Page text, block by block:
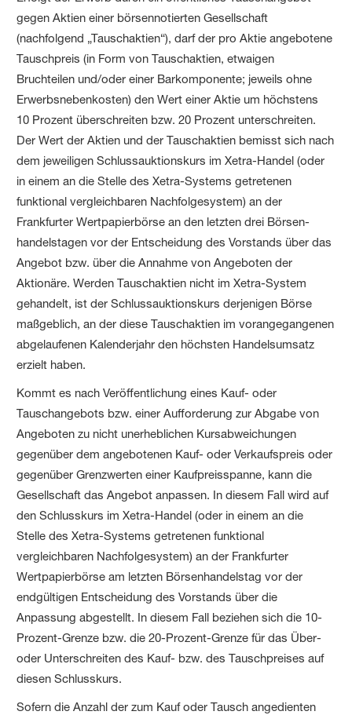
gegen Aktien einer börsen­notierten Gesellschaft
(nachfolgend „Tauschaktien“), darf der pro Aktie angebotene
Tauschpreis (in Form von Tauschaktien, etwaigen
Bruchteilen und/oder einer Barkomponente; jeweils ohne
Erwerbs­neben­kosten) den Wert einer Aktie um höchstens
10 Prozent überschreiten bzw. 20 Prozent unterschreiten.
Der Wert der Aktien und der Tauschaktien bemisst sich nach
dem jeweiligen Schluss­auktionskurs im Xetra-Handel (oder
in einem an die Stelle des Xetra-Systems getretenen
funktional vergleichbaren Nachfolge­system) an der
Frankfurter Wertpapier­börse an den letzten drei Börsen­
handels­tagen vor der Entscheidung des Vorstands über das
Angebot bzw. über die Annahme von Angeboten der
Aktionäre. Werden Tauschaktien nicht im Xetra-System
gehandelt, ist der Schluss­auktionskurs derjenigen Börse
maßgeblich, an der diese Tauschaktien im vorangegangenen
abgelaufenen Kalenderjahr den höchsten Handelsumsatz
erzielt haben.
Kommt es nach Veröffentlichung eines Kauf- oder
Tauschangebots bzw. einer Aufforderung zur Abgabe von
Angeboten zu nicht unerheblichen Kursabweichungen
gegenüber dem angebotenen Kauf- oder Verkaufspreis oder
gegenüber Grenzwerten einer Kaufpreisspanne, kann die
Gesellschaft das Angebot anpassen. In diesem Fall wird auf
den Schlusskurs im Xetra-Handel (oder in einem an die
Stelle des Xetra-Systems getretenen funktional
vergleichbaren Nachfolge­system) an der Frankfurter
Wertpapierbörse am letzten Börsenhandelstag vor der
endgültigen Entscheidung des Vorstands über die
Anpassung abgestellt. In diesem Fall beziehen sich die 10-
Prozent-Grenze bzw. die 20-Prozent-Grenze für das Über-
oder Unterschreiten des Kauf- bzw. des Tauschpreises auf
diesen Schlusskurs.
Sofern die Anzahl der zum Kauf oder Tausch angedienten